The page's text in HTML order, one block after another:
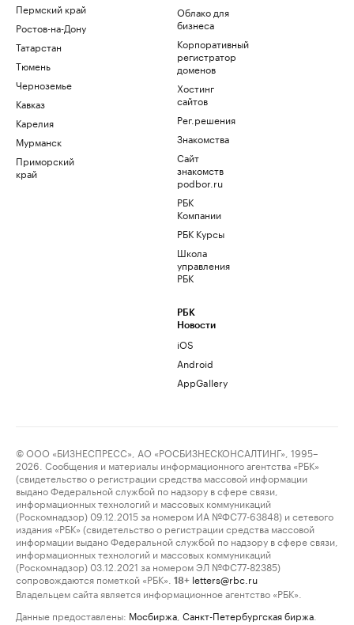
Пермский край
Ростов-на-Дону
Татарстан
Тюмень
Черноземье
Кавказ
Карелия
Мурманск
Приморский
край
Облако для
бизнеса
Корпоративный
регистратор
доменов
Хостинг
сайтов
Рег.решения
Знакомства
Сайт
знакомств
podbor.ru
РБК
Компании
РБК Курсы
Школа
управления
РБК
РБК
Новости
iOS
Android
AppGallery
© ООО «БИЗНЕСПРЕСС», АО «РОСБИЗНЕСКОНСАЛТИНГ», 1995–
2026. Сообщения и материалы информационного агентства «РБК»
(свидетельство о регистрации средства массовой информации
выдано Федеральной службой по надзору в сфере связи,
информационных технологий и массовых коммуникаций
(Роскомнадзор) 09.12.2015 за номером ИА №ФС77-63848) и сетевого
издания «РБК» (свидетельство о регистрации средства массовой
информации выдано Федеральной службой по надзору в сфере связи,
информационных технологий и массовых коммуникаций
(Роскомнадзор) 03.12.2021 за номером ЭЛ №ФС77-82385)
сопровождаются пометкой «РБК».
18+ letters@rbc.ru
Владельцем сайта является информационное агентство «РБК».
Данные предоставлены: Мосбиржа Санкт-Петербургская биржа